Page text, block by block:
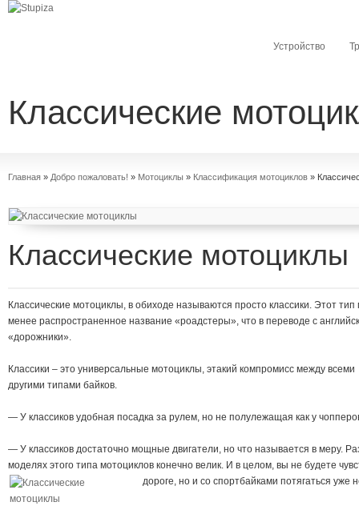
Устройство
Классические
Главная » Добро пожаловать! » Мотоциклы » Классификация мотоциклов »
Классические мотоциклы
Классические мотоциклы, в обиходе называются просто классики. Этот
менее распространенное название «роадстеры», что в переводе с
«дорожники».
Классики – это универсальные мотоциклы, этакий компромисс между всеми
другими типами байков.
— У классиков удобная посадка за рулем, но не полулежащая как у
— У классиков достаточно мощные двигатели, но что называется в меру.
моделях этого типа мотоциклов конечно велик. И в целом, вы не будете
дороге, но и со спортбайками потягаться уже